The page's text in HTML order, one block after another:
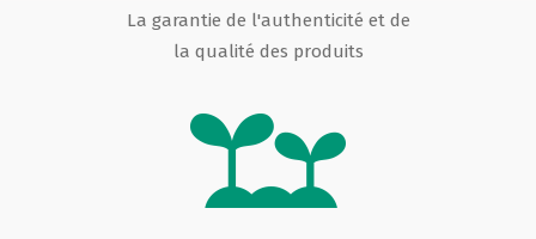
La garantie de l'authenticité et de
la qualité des produits